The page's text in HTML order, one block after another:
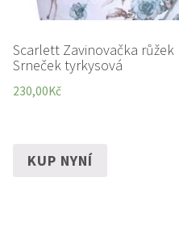
Scarlett Zavinovačka růžek
Srneček tyrkysová
230,00Kč
KUP NYNÍ